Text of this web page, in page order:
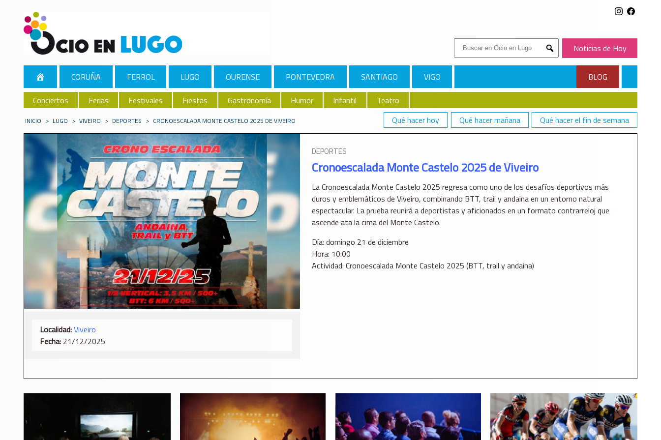
Buscar:
Submit
Noticias de Hoy
CORUÑA FERROL LUGO OURENSE PONTEVEDRA SANTIAGO VIGO
BLOG
Conciertos
Ferias Festivales Fiestas Gastronomía Humor Infantil
Teatro
Qué hacer hoy
Qué hacer mañana Qué hacer el fin de semana
INICIO > LUGO > VIVEIRO > DEPORTES > CRONOESCALADA MONTE CASTELO 2025 DE VIVEIRO
Localidad:Viveiro
Fecha: 21/12/2025
DEPORTES
Cronoescalada Monte Castelo 2025 de Viveiro
La Cronoescalada Monte Castelo 2025 regresa como uno de los desafíos deportivos más
duros y emblemáticos de Viveiro, combinando BTT, trail y andaina en un entorno natural
espectacular. La prueba reunirá a deportistas y aficionados en un formato contrarreloj que
ascende ata la cima del Monte Castelo.
Día: domingo 21 de diciembre
Hora: 10:00
Actividad: Cronoescalada Monte Castelo 2025 (BTT, trail y andaina)